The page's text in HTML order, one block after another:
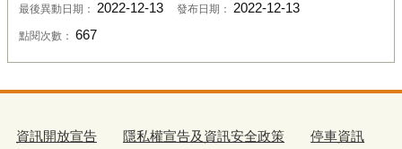
最後異動日期： 2022-12-13 發布日期： 2022-12-13
點閱次數： 667
資訊開放宣告 隱私權宣告及資訊安全政策 停車資訊